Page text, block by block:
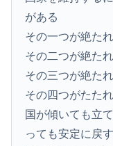
がある
その一つが絶た
その二つが絶た
その三つが絶た
その四つがたた
国が傾いても立
っても安定に戻